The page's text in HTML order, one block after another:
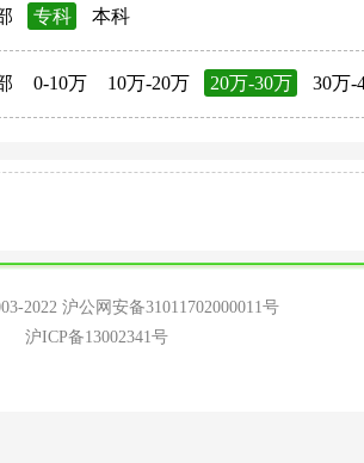
专科 本科
0-10万 10万-20万 20万-30万 30万-
2022 沪公网安备31011702000011号
沪ICP备13002341号